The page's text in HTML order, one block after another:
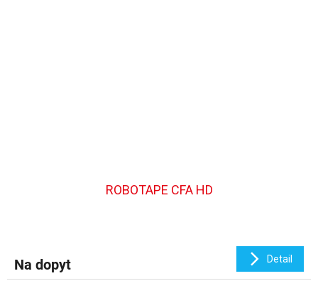
ROBOTAPE CFA HD
Na dopyt Detail